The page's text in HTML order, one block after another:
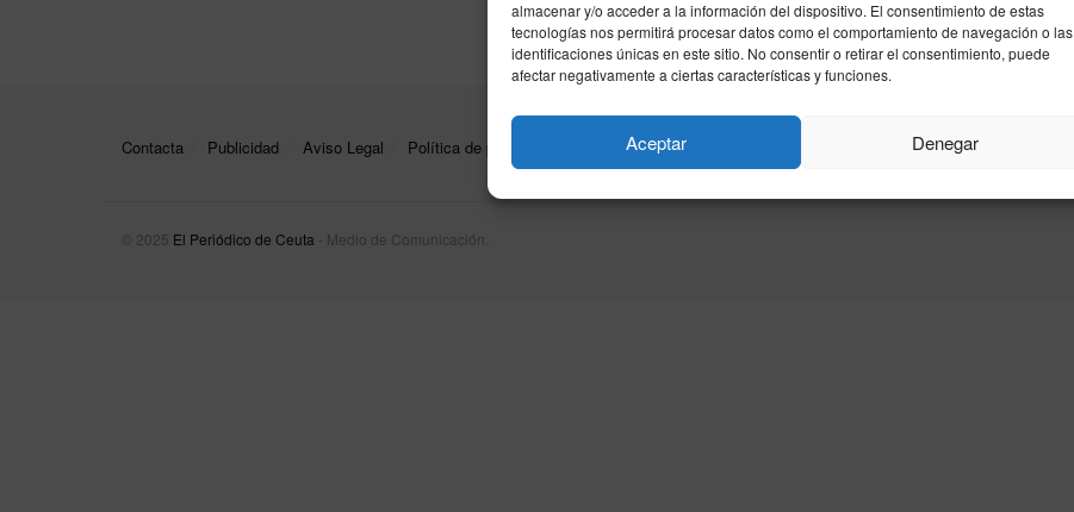
almacenar y/o acceder a la información del dispositivo. El consentimiento de estas
tecnologías nos permitirá procesar datos como el comportamiento de navegación o las
identificaciones únicas en este sitio. No consentir o retirar el consentimiento, puede
afectar negativamente a ciertas características y funciones.
Aceptar Denegar
Contacta Publicidad Aviso Legal Política de privacidad Política de cookies
© 2025 El Periódico de Ceuta - Medio de Comunicación